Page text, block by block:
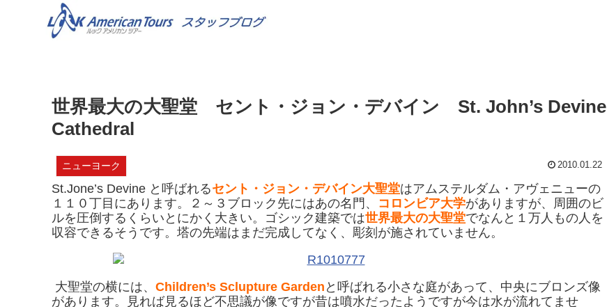
世界最大の大聖堂 セント・ジョン・デバイン St. John’s Devine
Cathedral
ニューヨーク 2010.01.22
St.Jone’s Devine と呼ばれるセント・ジョン・デバイン大聖堂はアムステルダム・アヴェニューの
１１０丁目にあります。２～３ブロック先にはあの名門、 コロンビア大学がありますが、周囲のビ
ルを圧倒するくらいとにかく大きい。ゴシック建築では世界最大の大聖堂でなんと１万人もの人を
収容できるそうです。塔の先端はまだ完成してなく、彫刻が施されていません。
大聖堂の横には、 Children’s Sclupture Garden と呼ばれる小さな庭があって、中央にブロンズ像
があります。見れば見るほど不思議が像ですが昔は噴水だったようですが今は水が流れてませ